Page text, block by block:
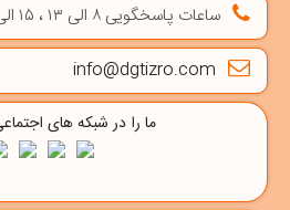
ساعات پاسخگویی ۸ الی ۱۳ ، ۱۵ الی ۱۸:۳۰
info@dgtizro.com
ما را در شبکه های